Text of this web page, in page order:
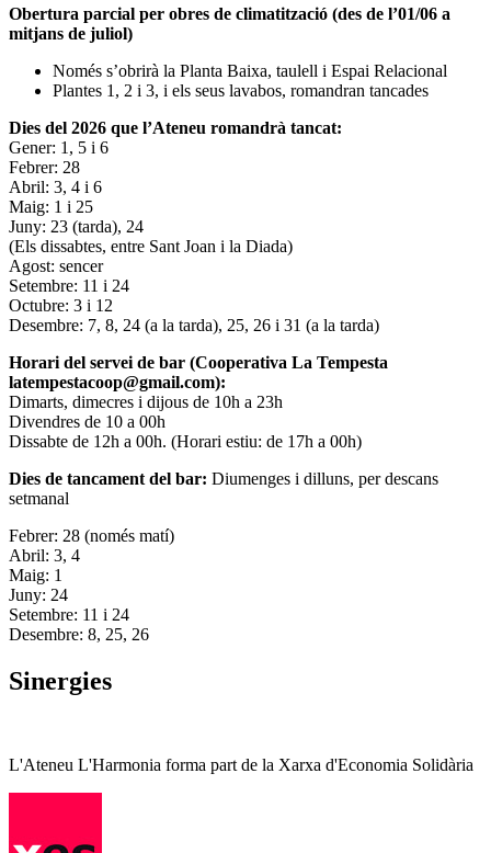
Obertura parcial per obres de climatització (des de l’01/06 a
mitjans de juliol)
Només s’obrirà la Planta Baixa, taulell i Espai Relacional
Plantes 1, 2 i 3, i els seus lavabos, romandran tancades
Dies del 2026 que l’Ateneu romandrà tancat:
Gener: 1, 5 i 6
Febrer: 28
Abril: 3, 4 i 6
Maig: 1 i 25
Juny: 23 (tarda), 24
(Els dissabtes, entre Sant Joan i la Diada)
Agost: sencer
Setembre: 11 i 24
Octubre: 3 i 12
Desembre: 7, 8, 24 (a la tarda), 25, 26 i 31 (a la tarda)
Horari del servei de bar (Cooperativa La Tempesta
latempestacoop@gmail.com):
Dimarts, dimecres i dijous de 10h a 23h
Divendres de 10 a 00h
Dissabte de 12h a 00h. (Horari estiu: de 17h a 00h)
Dies de tancament del bar: Diumenges i dilluns, per descans
setmanal
Febrer: 28 (només matí)
Abril: 3, 4
Maig: 1
Juny: 24
Setembre: 11 i 24
Desembre: 8, 25, 26
Sinergies
L'Ateneu L'Harmonia forma part de la Xarxa d'Economia Solidària